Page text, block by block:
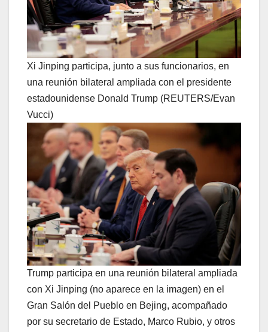
Xi Jinping participa, junto a sus funcionarios, en
una reunión bilateral ampliada con el presidente
estadounidense Donald Trump (REUTERS/Evan
Vucci)
Trump participa en una reunión bilateral ampliada
con Xi Jinping (no aparece en la imagen) en el
Gran Salón del Pueblo en Bejing, acompañado
por su secretario de Estado, Marco Rubio, y otros